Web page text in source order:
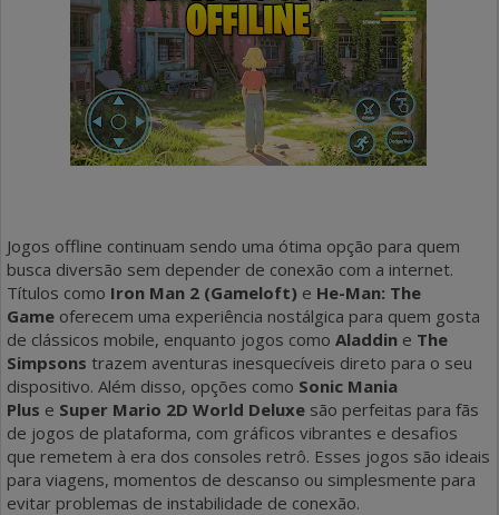
Jogos offline continuam sendo uma ótima opção para quem
busca diversão sem depender de conexão com a internet.
Títulos como Iron Man 2 (Gameloft) e He-Man: The
Game oferecem uma experiência nostálgica para quem gosta
de clássicos mobile, enquanto jogos como Aladdin e The
Simpsons trazem aventuras inesquecíveis direto para o seu
dispositivo. Além disso, opções como Sonic Mania
Plus e Super Mario 2D World Deluxe são perfeitas para fãs
de jogos de plataforma, com gráficos vibrantes e desafios
que remetem à era dos consoles retrô. Esses jogos são ideais
para viagens, momentos de descanso ou simplesmente para
evitar problemas de instabilidade de conexão.